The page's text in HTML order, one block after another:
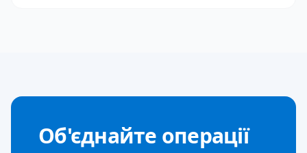
Об'єднайте операції